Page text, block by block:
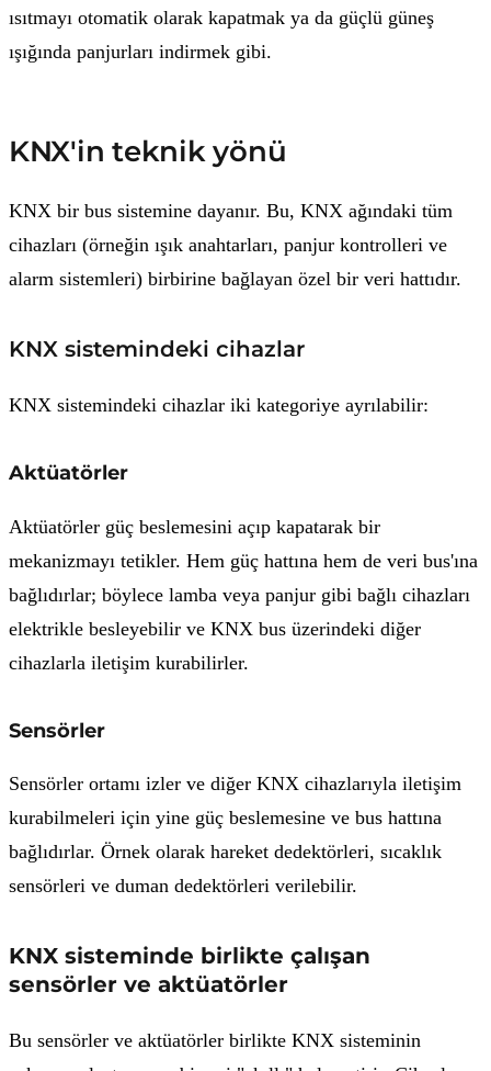
ısıtmayı otomatik olarak kapatmak ya da güçlü güneş
ışığında panjurları indirmek gibi.
KNX'in teknik yönü
KNX bir bus sistemine dayanır. Bu, KNX ağındaki tüm
cihazları (örneğin ışık anahtarları, panjur kontrolleri ve
alarm sistemleri) birbirine bağlayan özel bir veri hattıdır.
KNX sistemindeki cihazlar
KNX sistemindeki cihazlar iki kategoriye ayrılabilir:
Aktüatörler
Aktüatörler güç beslemesini açıp kapatarak bir
mekanizmayı tetikler. Hem güç hattına hem de veri bus'ına
bağlıdırlar; böylece lamba veya panjur gibi bağlı cihazları
elektrikle besleyebilir ve KNX bus üzerindeki diğer
cihazlarla iletişim kurabilirler.
Sensörler
Sensörler ortamı izler ve diğer KNX cihazlarıyla iletişim
kurabilmeleri için yine güç beslemesine ve bus hattına
bağlıdırlar. Örnek olarak hareket dedektörleri, sıcaklık
sensörleri ve duman dedektörleri verilebilir.
KNX sisteminde birlikte çalışan
sensörler ve aktüatörler
Bu sensörler ve aktüatörler birlikte KNX sisteminin